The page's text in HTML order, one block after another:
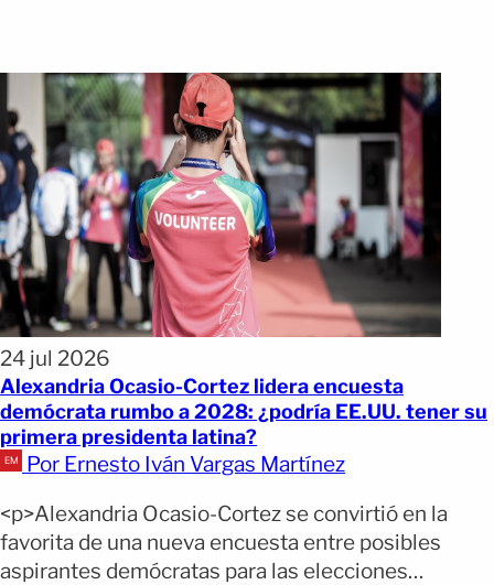
24 jul 2026
Alexandria Ocasio-Cortez lidera encuesta
demócrata rumbo a 2028: ¿podría EE.UU. tener su
primera presidenta latina?
Por Ernesto Iván Vargas Martínez
<p>Alexandria Ocasio-Cortez se convirtió en la
favorita de una nueva encuesta entre posibles
aspirantes demócratas para las elecciones